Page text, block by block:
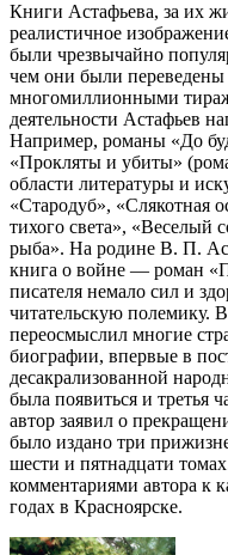
Книги Астафьева, за их
реалистичное
были чрезвычайно
чем они были переведены
многомиллионными
деятельности Астафьев
Например, романы «До
«Прокляты и убиты»
области литературы и
«Стародуб», «Слякотная
тихого света», «Веселый
рыба». На родине В. П.
книга о войне — роман
писателя немало сил и
читательскую полемику.
переосмыслил многие
биографии, впервые в
десакрализованной
была появиться и третья
автор заявил о
было издано три
шести и пятнадцати
комментариями автора к
годах в Красноярске.